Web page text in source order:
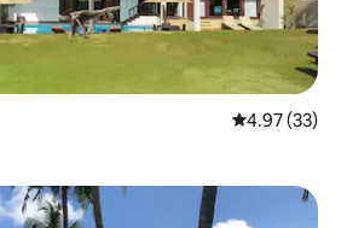
Calificación
4.97 (33)